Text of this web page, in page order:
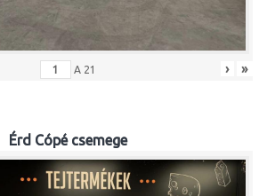
A 21 › »
Érd Cópé csemege